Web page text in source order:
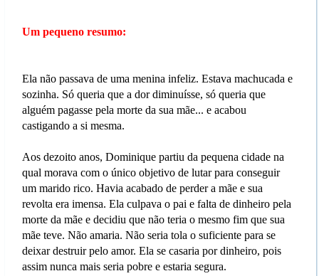
Um pequeno resumo:
Ela não passava de uma menina infeliz. Estava machucada e
sozinha. Só queria que a dor diminuísse, só queria que
alguém pagasse pela morte da sua mãe... e acabou
castigando a si mesma.
Aos dezoito anos, Dominique partiu da pequena cidade na
qual morava com o único objetivo de lutar para conseguir
um marido rico. Havia acabado de perder a mãe e sua
revolta era imensa. Ela culpava o pai e falta de dinheiro pela
morte da mãe e decidiu que não teria o mesmo fim que sua
mãe teve. Não amaria. Não seria tola o suficiente para se
deixar destruir pelo amor. Ela se casaria por dinheiro, pois
assim nunca mais seria pobre e estaria segura.